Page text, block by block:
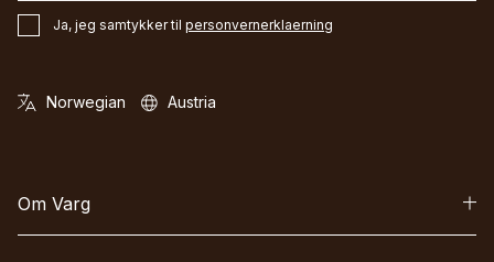
Ja, jeg samtykker til personvernerklaerning
Om Varg